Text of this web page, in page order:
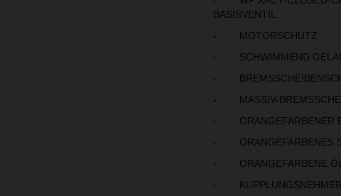
BASISVENTIL
- MOTORSCHUTZ
- SCHWIMMEND
-
- MASSIV-
- ORANGEFARBENER
- ORANGEFARBENES
- ORANGEFARBENE
-